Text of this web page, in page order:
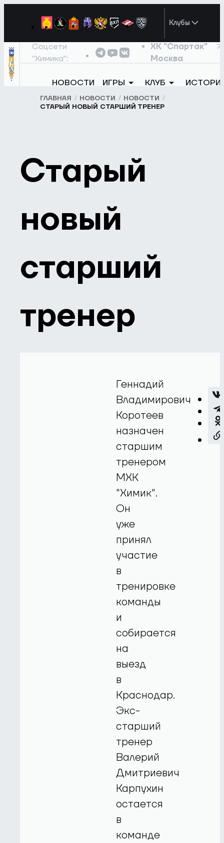
Клубы
Соцсети
"Химика":
ХК "Спартак"
Москва
НОВОСТИ ИГРЫ КЛУБ
ГЛАВНАЯ НОВОСТИ
НОВОСТИ
СТАРЫЙ НОВЫЙ СТАРШИЙ ТРЕНЕР
Старый
новый
старший
тренер
Геннадий
Владимирович
Коротеев
назначен
старшим
тренером
МХК
"Химик".
Он
уже
принял
участие
в
тренировке
команды
и
собирается
на
выезд
в
Краснодар.
Экс-
старший
тренер
Валерий
Дмитриевич
Карпухин
остается
в
команде